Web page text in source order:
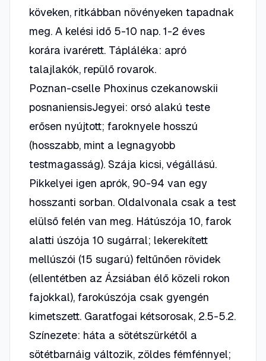
köveken, ritkábban növényeken tapadnak
meg. A kelési idő 5-10 nap. 1-2 éves
korára ivarérett. Tápláléka: apró
talajlakók, repülő rovarok.
Poznan-cselle Phoxinus czekanowskii
posnaniensisJegyei: orsó alakú teste
erősen nyújtott; faroknyele hosszú
(hosszabb, mint a legnagyobb
testmagasság). Szája kicsi, végállású.
Pikkelyei igen aprók, 90-94 van egy
hosszanti sorban. Oldalvonala csak a test
elülső felén van meg. Hátúszója 10, farok
alatti úszója 10 sugárral; lekerekített
mellúszói (15 sugarú) feltűnően rövidek
(ellentétben az Ázsiában élő közeli rokon
fajokkal), farokúszója csak gyengén
kimetszett. Garatfogai kétsorosak, 2.5-5.2.
Színezete: háta a sötétszürkétől a
sötétbarnáig változik, zöldes fémfénnyel;